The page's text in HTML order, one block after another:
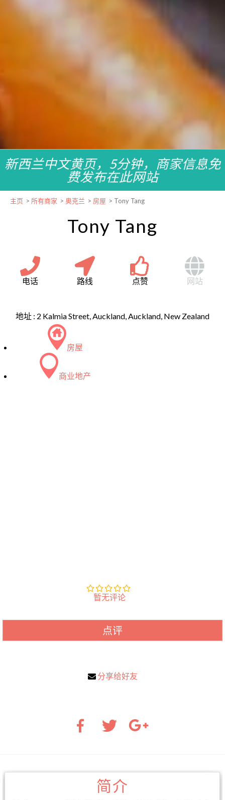
新西兰中文黄页，5分钟，商家信息免
费发布在此网站
主页 > 所有商家 > 奥克兰 > 房屋 > Tony Tang
Tony Tang
电话 路线 点赞 网站
地址 : 2 Kalmia Street, Auckland, Auckland, New Zealand
房屋
商业地产
暂无评论
点评
分享给好友
简介